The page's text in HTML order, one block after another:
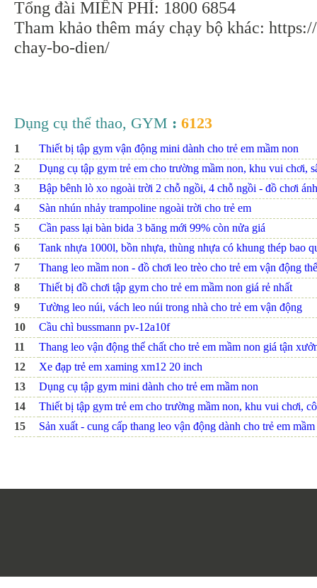
Tổng đài MIỄN PHÍ: 1800 6854
Tham khảo thêm máy chạy bộ khác:
chay-bo-dien/
Dụng cụ thể thao, GYM : 6123
1
Thiết bị tập gym vận động mini dành cho trẻ em mầm non
2
Dụng cụ tập gym trẻ em cho trường mầm non, khu vui chơi,
3
Bập bênh lò xo ngoài trời 2 chỗ ngồi, 4 chỗ ngồi - đồ chơi
4
Sàn nhún nhảy trampoline ngoài trời cho trẻ em
5
Cần pass lại bàn bida 3 băng mới 99% còn nửa giá
6
Tank nhựa 1000l, bồn nhựa, thùng nhựa có khung thép bao
7
Thang leo mầm non - đồ chơi leo trèo cho trẻ em vận động
8
Thiết bị đồ chơi tập gym cho trẻ em mầm non giá rẻ nhất
9
Tường leo núi, vách leo núi trong nhà cho trẻ em vận động
10
Cầu chì bussmann pv-12a10f
11
Thang leo vận động thể chất cho trẻ em mầm non giá tận
12
Xe đạp trẻ em xaming xm12 20 inch
13
Dụng cụ tập gym mini dành cho trẻ em mầm non
14
Thiết bị tập gym trẻ em cho trường mầm non, khu vui chơi,
15
Sản xuất - cung cấp thang leo vận động dành cho trẻ em